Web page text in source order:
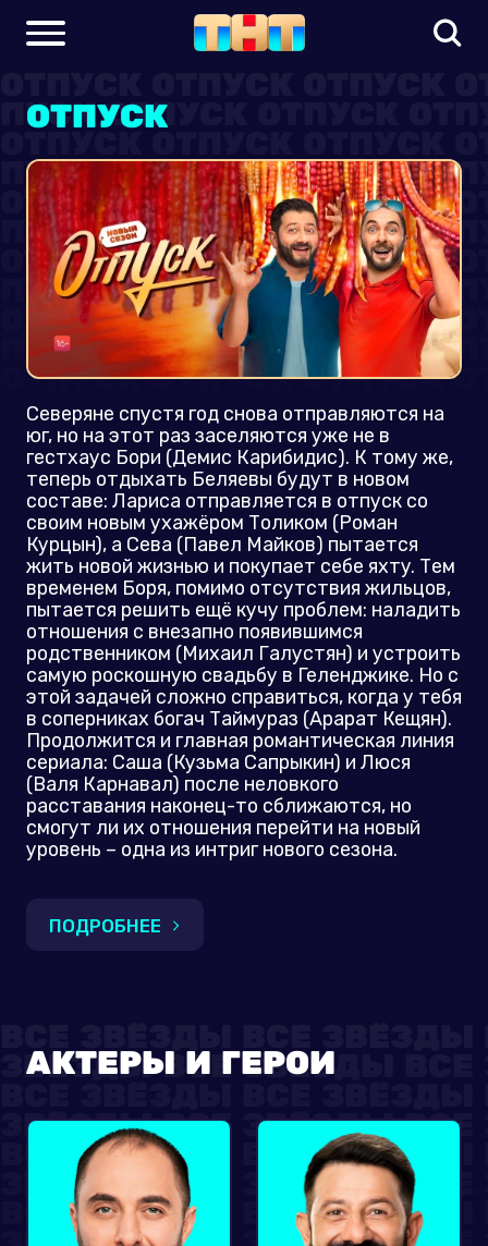
ОТПУСК
Северяне спустя год снова отправляются на
юг, но на этот раз заселяются уже не в
гестхаус Бори (Демис Карибидис). К тому же,
теперь отдыхать Беляевы будут в новом
составе: Лариса отправляется в отпуск со
своим новым ухажёром Толиком (Роман
Курцын), а Сева (Павел Майков) пытается
жить новой жизнью и покупает себе яхту. Тем
временем Боря, помимо отсутствия жильцов,
пытается решить ещё кучу проблем: наладить
отношения с внезапно появившимся
родственником (Михаил Галустян) и устроить
самую роскошную свадьбу в Геленджике. Но с
этой задачей сложно справиться, когда у тебя
в соперниках богач Таймураз (Арарат Кещян).
Продолжится и главная романтическая линия
сериала: Саша (Кузьма Сапрыкин) и Люся
(Валя Карнавал) после неловкого
расставания наконец-то сближаются, но
смогут ли их отношения перейти на новый
уровень – одна из интриг нового сезона.
ПОДРОБНЕЕ
АКТЕРЫ И ГЕРОИ